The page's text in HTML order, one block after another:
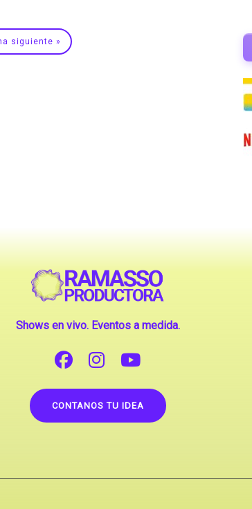
siguiente »
Shows en vivo. Eventos a medida.
CONTANOS TU IDEA